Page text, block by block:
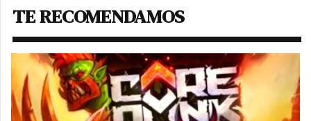
TE RECOMENDAMOS